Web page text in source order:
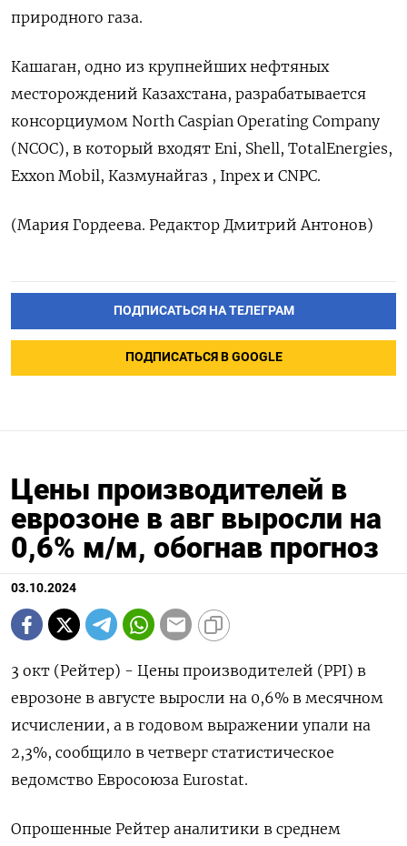
природного газа.
Кашаган, одно из крупнейших нефтяных
месторождений Казахстана, разрабатывается
консорциумом North Caspian Operating Company
(NCOC), в который входят Eni, Shell, TotalEnergies,
Exxon Mobil, Казмунайгаз , Inpex и CNPC.
(Мария Гордеева. Редактор Дмитрий Антонов)
ПОДПИСАТЬСЯ НА ТЕЛЕГРАМ
ПОДПИСАТЬСЯ В GOOGLE
Цены производителей в
еврозоне в авг выросли на
0,6% м/м, обогнав прогноз
03.10.2024
3 окт (Рейтер) - Цены производителей (PPI) в
еврозоне в августе выросли на 0,6% в месячном
исчислении, а в годовом выражении упали на
2,3%, сообщило в четверг статистическое
ведомство Евросоюза Eurostat.
Опрошенные Рейтер аналитики в среднем